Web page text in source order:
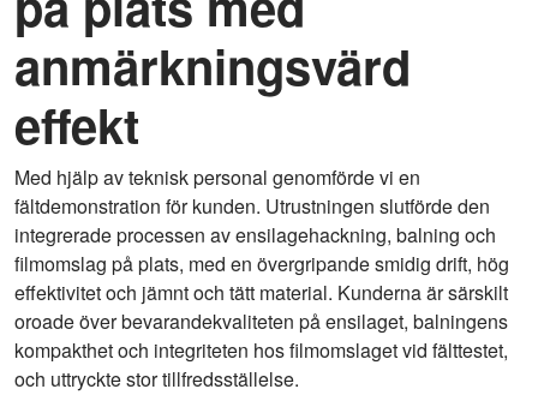
anmärkningsvärd
effekt
Med hjälp av teknisk personal genomförde vi en
fältdemonstration för kunden. Utrustningen slutförde den
integrerade processen av ensilagehackning, balning och
filmomslag på plats, med en övergripande smidig drift, hög
effektivitet och jämnt och tätt material. Kunderna är särskilt
oroade över bevarandekvaliteten på ensilaget, balningens
kompakthet och integriteten hos filmomslaget vid fälttestet,
och uttryckte stor tillfredsställelse.